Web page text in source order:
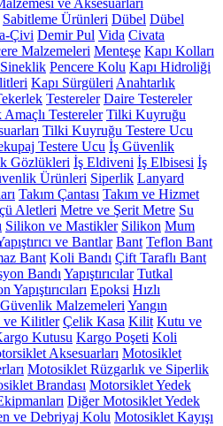
ve Aksesuarları
Sabitleme Ürünleri Dübel Dübel
Çivi Demir Pul Vida Civata
Malzemeleri Menteşe Kapı Kolları
Sineklik Pencere Kolu Kapı Hidroliği
Kapı Sürgüleri Anahtarlık
Testereler Daire Testereler
Amaçlı Testereler Tilki Kuyruğu
Tilki Kuyruğu Testere Ucu
Testere Ucu İş Güvenlik
Gözlükleri İş Eldiveni İş Elbisesi İş
Ürünleri Siperlik Lanyard
Takım Çantası Takım ve Hizmet
Aletleri Metre ve Şerit Metre Su
Silikon ve Mastikler Silikon Mum
ve Bantlar Bant Teflon Bant
Bant Koli Bandı Çift Taraflı Bant
Bandı Yapıştırıcılar Tutkal
Yapıştırıcıları Epoksi Hızlı
Güvenlik Malzemeleri Yangın
ve Kilitler Çelik Kasa Kilit Kutu ve
Kutusu Kargo Poşeti Koli
Aksesuarları Motosiklet
Motosiklet Rüzgarlık ve Siperlik
Brandası Motorsiklet Yedek
Diğer Motosiklet Yedek
ve Debriyaj Kolu Motosiklet Kayışı